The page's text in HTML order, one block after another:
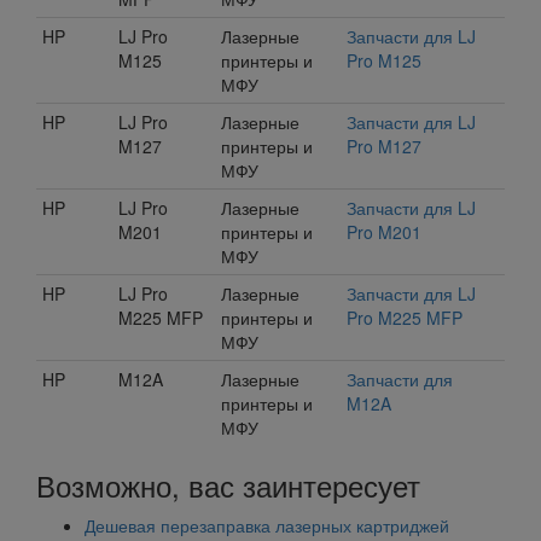
HP
LJ Pro
M125
Лазерные
принтеры и
МФУ
Запчасти для LJ
Pro M125
HP
LJ Pro
M127
Лазерные
принтеры и
МФУ
Запчасти для LJ
Pro M127
HP
LJ Pro
M201
Лазерные
принтеры и
МФУ
Запчасти для LJ
Pro M201
HP
LJ Pro
M225 MFP
Лазерные
принтеры и
МФУ
Запчасти для LJ
Pro M225 MFP
HP M12A
Лазерные
принтеры и
МФУ
Запчасти для
M12A
Возможно, вас заинтересует
Дешевая перезаправка лазерных картриджей